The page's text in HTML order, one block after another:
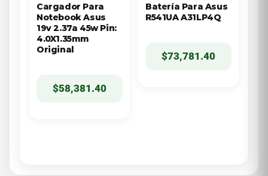
Cargador Para
Notebook Asus
19v 2.37a 45w Pin:
4.0X1.35mm
Original
$58,381.40
Batería Para Asus
R541UA A31LP4Q
$73,781.40